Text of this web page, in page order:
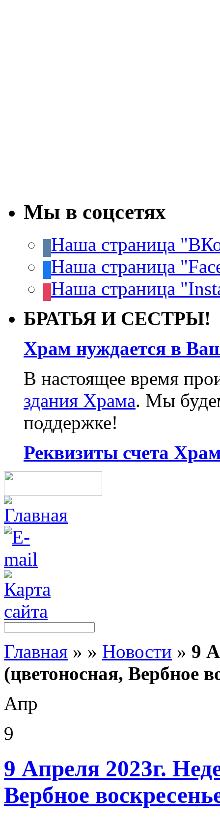
Мы в соцсетях
Наша страница
Наша страница
Наша страница
БРАТЬЯ И СЕСТРЫ!
Храм нуждается в
В настоящее время
здания Храма. Мы
поддержке!
Реквизиты счета
Главная » » Новости » 9
(цветоносная, Вербное
Апр
9
9 Апреля 2023г.
Вербное